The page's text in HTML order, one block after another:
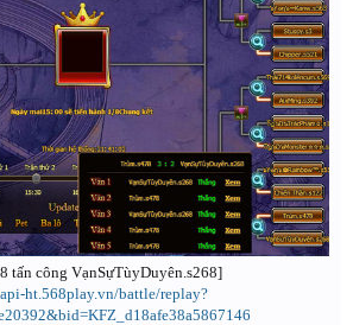
tấn công VạnSựTùyDuyên.s268]
ht.568play.vn/battle/replay?